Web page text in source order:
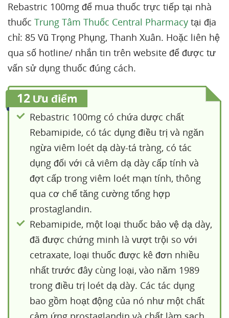
Rebastric 100mg để mua thuốc trực tiếp tại nhà
thuốc Trung Tâm Thuốc Central Pharmacy tại địa
chỉ: 85 Vũ Trọng Phụng, Thanh Xuân. Hoặc liên hệ
qua số hotline/ nhắn tin trên website để được tư
vấn sử dụng thuốc đúng cách.
12 Ưu điểm
Rebastric 100mg có chứa dược chất
Rebamipide, có tác dụng điều trị và ngăn
ngừa viêm loét dạ dày-tá tràng, có tác
dụng đối với cả viêm dạ dày cấp tính và
đợt cấp trong viêm loét mạn tính, thông
qua cơ chế tăng cường tổng hợp
prostaglandin.
Rebamipide, một loại thuốc bảo vệ dạ dày,
đã được chứng minh là vượt trội so với
cetraxate, loại thuốc được kê đơn nhiều
nhất trước đây cùng loại, vào năm 1989
trong điều trị loét dạ dày. Các tác dụng
bao gồm hoạt động của nó như một chất